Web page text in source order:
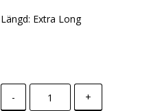
Längd: Extra Long
- +